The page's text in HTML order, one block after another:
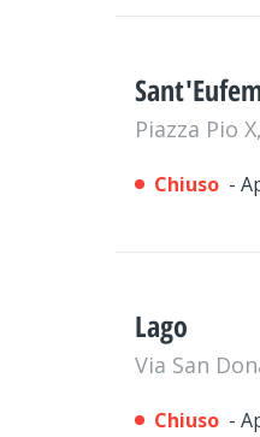
Piazza Pio
Chiuso -
Lago
Via San
Chiuso -